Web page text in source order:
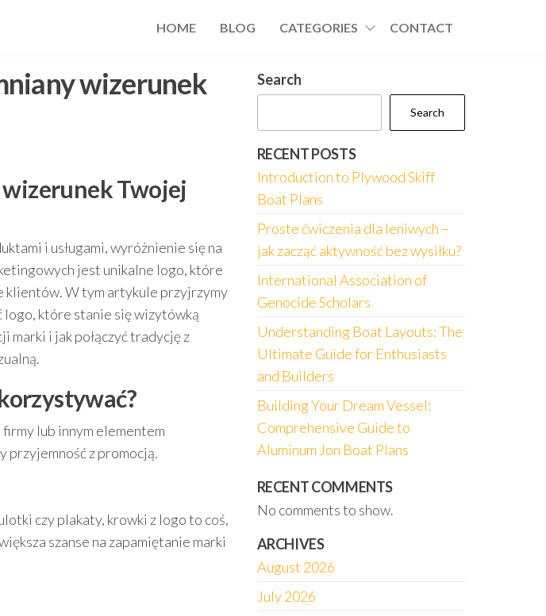
HOME BLOG CATEGORIES CONTACT
wizerunek
Twojej
i usługami, wyróżnienie się na
jest unikalne logo, które
klientów. W tym artykule przyjrzymy
które stanie się wizytówką
marki i jak połączyć tradycję z
lub innym elementem
przyjemność z promocją.
czy plakaty, krowki z logo to coś,
szanse na zapamiętanie marki
Search
Search
RECENT POSTS
Introduction to Plywood Skiff
Boat Plans
Proste ćwiczenia dla leniwych –
jak zacząć aktywność bez wysiłku?
International Association of
Genocide Scholars
Understanding Boat Layouts: The
Ultimate Guide for Enthusiasts
and Builders
Building Your Dream Vessel:
Comprehensive Guide to
Aluminum Jon Boat Plans
RECENT COMMENTS
No comments to show.
ARCHIVES
August 2026
July 2026